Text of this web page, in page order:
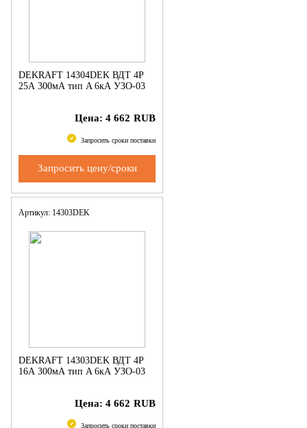
DEKRAFT 14304DEK ВДТ 4P
25А 300мА тип A 6кА УЗО-03
Цена: 4 662 RUB
Запросить сроки поставки
Запросить цену/сроки
Артикул: 14303DEK
DEKRAFT 14303DEK ВДТ 4P
16А 300мА тип A 6кА УЗО-03
Цена: 4 662 RUB
Запросить сроки поставки